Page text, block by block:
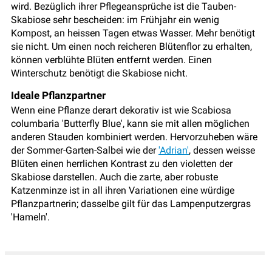
wird. Bezüglich ihrer Pflegeansprüche ist die Tauben-
Skabiose sehr bescheiden: im Frühjahr ein wenig
Kompost, an heissen Tagen etwas Wasser. Mehr benötigt
sie nicht. Um einen noch reicheren Blütenflor zu erhalten,
können verblühte Blüten entfernt werden. Einen
Winterschutz benötigt die Skabiose nicht.
Ideale Pflanzpartner
Wenn eine Pflanze derart dekorativ ist wie Scabiosa
columbaria 'Butterfly Blue', kann sie mit allen möglichen
anderen Stauden kombiniert werden. Hervorzuheben wäre
der Sommer-Garten-Salbei wie der'Adrian', dessen weisse
Blüten einen herrlichen Kontrast zu den violetten der
Skabiose darstellen. Auch die zarte, aber robuste
Katzenminze ist in all ihren Variationen eine würdige
Pflanzpartnerin; dasselbe gilt für das Lampenputzergras
'Hameln'.